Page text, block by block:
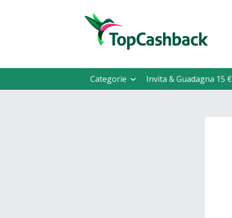
Categorie Invita & Guadagna 15 €